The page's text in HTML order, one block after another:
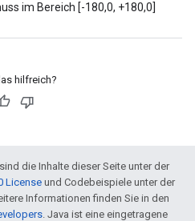
im Bereich [-180,0, +180,0]
hilfreich?
die Inhalte dieser Seite unter der
License und Codebeispiele unter der
Informationen finden Sie in den
. Java ist eine eingetragene